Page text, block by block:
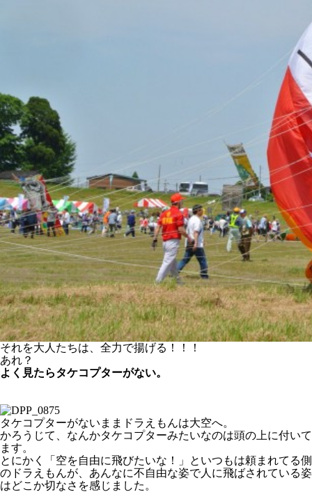
それを大人たちは、全力で揚げる！！！
あれ？
よく見たらタケコプターがない。
タケコプターがないままドラえもんは大空へ。
かろうじて、なんかタケコプターみたいなのは頭の上に付いて
ます。
とにかく「空を自由に飛びたいな！」といつもは頼まれてる側
のドラえもんが、あんなに不自由な姿で人に飛ばされている姿
はどこか切なさを感じました。